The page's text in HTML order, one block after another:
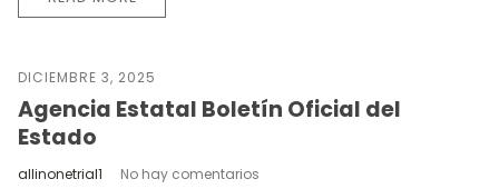
DICIEMBRE 3, 2025
Agencia Estatal Boletín Oficial del
Estado
allinonetrial1 No hay comentarios